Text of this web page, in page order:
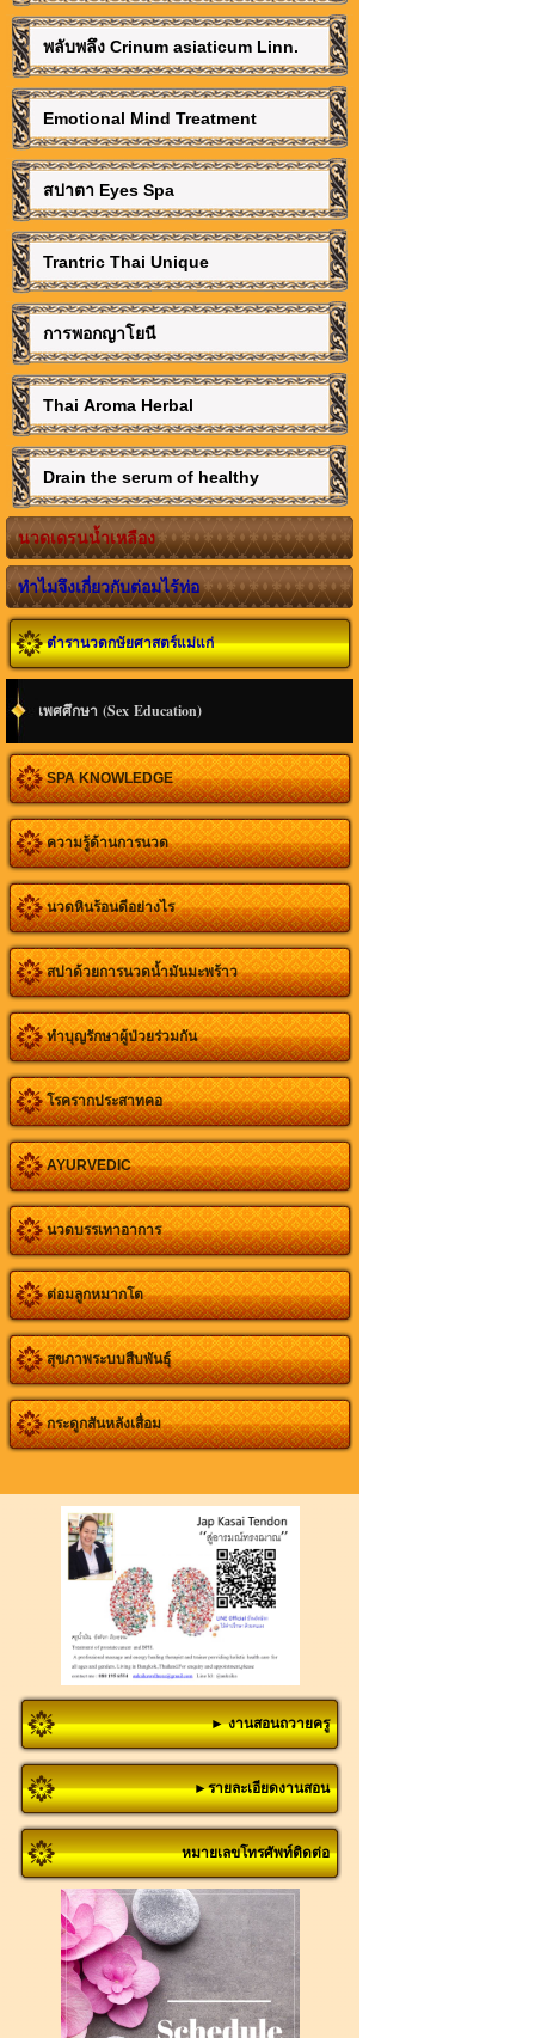
พลับพลึง Crinum asiaticum Linn.
Emotional Mind Treatment
สปาตา Eyes Spa
Trantric Thai Unique
การพอกญาโยนี
Thai Aroma Herbal
Drain the serum of healthy
นวดเดรนน้ำเหลือง
ทำไมจึงเกี่ยวกับต่อมไร้ท่อ
ตำรานวดกษัยศาสตร์แม่แก่
เพศศึกษา (Sex Education)
SPA KNOWLEDGE
ความรู้ด้านการนวด
นวดหินร้อนดีอย่างไร
สปาด้วยการนวดน้ำมันมะพร้าว
ทำบุญรักษาผู้ป่วยร่วมกัน
โรครากประสาทคอ
AYURVEDIC
นวดบรรเทาอาการ
ต่อมลูกหมากโต
สุขภาพระบบสืบพันธุ์
กระดูกสันหลังเสื่อม
► งานสอนถวายครู
►รายละเอียดงานสอน
หมายเลขโทรศัพท์ติดต่อ